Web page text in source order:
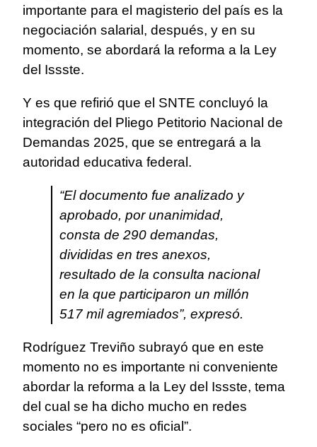
importante para el magisterio del país es la
negociación salarial, después, y en su
momento, se abordará la reforma a la Ley
del Issste.
Y es que refirió que el SNTE concluyó la
integración del Pliego Petitorio Nacional de
Demandas 2025, que se entregará a la
autoridad educativa federal.
“El documento fue analizado y
aprobado, por unanimidad,
consta de 290 demandas,
divididas en tres anexos,
resultado de la consulta nacional
en la que participaron un millón
517 mil agremiados”, expresó.
Rodríguez Treviño subrayó que en este
momento no es importante ni conveniente
abordar la reforma a la Ley del Issste, tema
del cual se ha dicho mucho en redes
sociales “pero no es oficial”.